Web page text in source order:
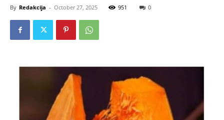
By Redakcija - October 27, 2025 951 0